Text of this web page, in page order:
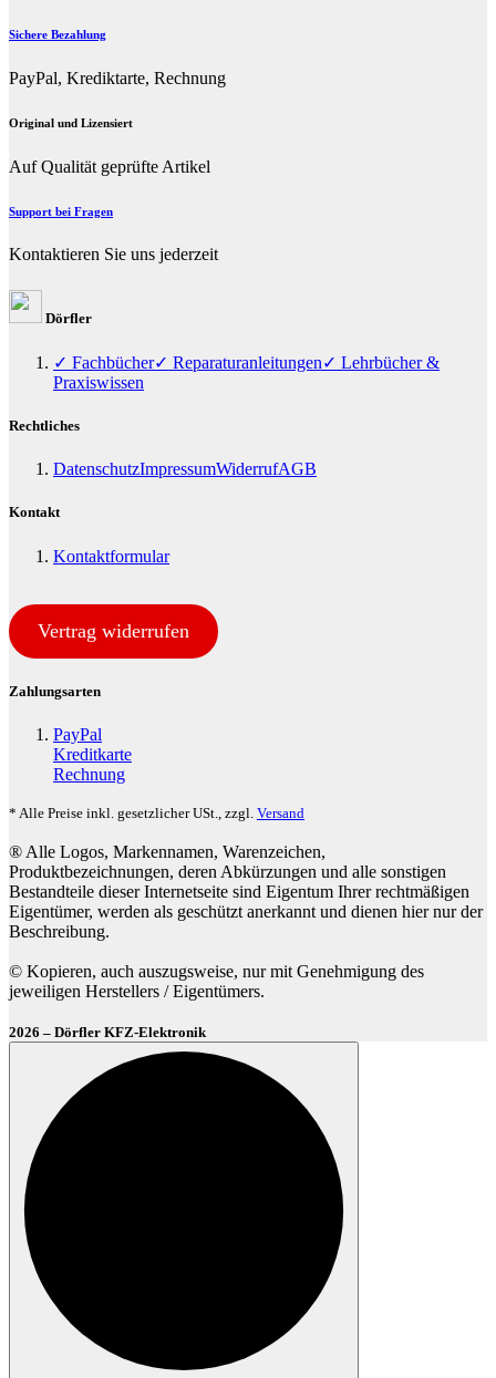
Sichere Bezahlung
PayPal, Krediktarte, Rechnung
Original und Lizensiert
Auf Qualität geprüfte Artikel
Support bei Fragen
Kontaktieren Sie uns jederzeit
Dörfler
✓ Fachbücher✓ Reparaturanleitungen✓ Lehrbücher &
Praxiswissen
Rechtliches
DatenschutzImpressumWiderrufAGB
Kontakt
Kontaktformular
Vertrag widerrufen
Zahlungsarten
PayPal
Kreditkarte
Rechnung
* Alle Preise inkl. gesetzlicher USt., zzgl. Versand
® Alle Logos, Markennamen, Warenzeichen,
Produktbezeichnungen, deren Abkürzungen und alle sonstigen
Bestandteile dieser Internetseite sind Eigentum Ihrer rechtmäßigen
Eigentümer, werden als geschützt anerkannt und dienen hier nur der
Beschreibung.
© Kopieren, auch auszugsweise, nur mit Genehmigung des
jeweiligen Herstellers / Eigentümers.
2026 – Dörfler KFZ-Elektronik